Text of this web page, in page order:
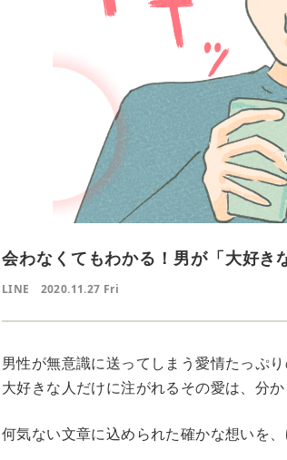
会わなくてもわかる！男が「大好き
LINE 2020.11.27 Fri
男性が無意識に送ってしまう愛情たっぷり
大好きな人だけに注がれるその愛は、分か
何気ない文章に込められた確かな想いを